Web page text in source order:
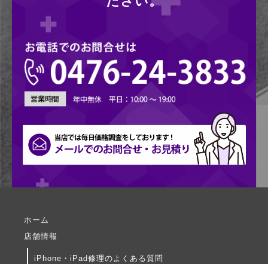
ホーム
店舗情報
iPhone・iPad修理のよくある質問